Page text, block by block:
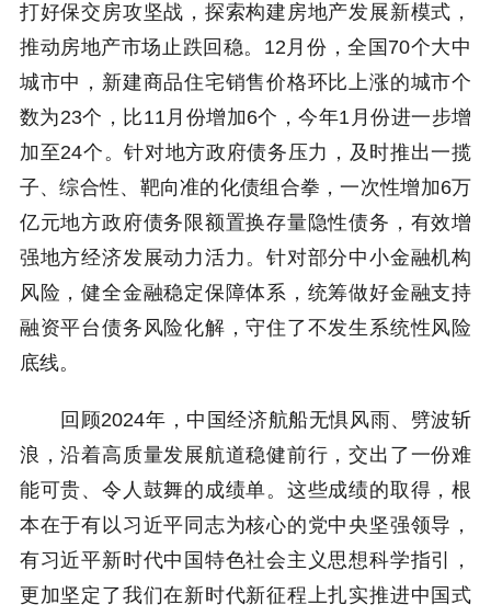
打好保交房攻坚战，探索构建房地产发展新模式，
推动房地产市场止跌回稳。12月份，全国70个大中
城市中，新建商品住宅销售价格环比上涨的城市个
数为23个，比11月份增加6个，今年1月份进一步增
加至24个。针对地方政府债务压力，及时推出一揽
子、综合性、靶向准的化债组合拳，一次性增加6万
亿元地方政府债务限额置换存量隐性债务，有效增
强地方经济发展动力活力。针对部分中小金融机构
风险，健全金融稳定保障体系，统筹做好金融支持
融资平台债务风险化解，守住了不发生系统性风险
底线。
回顾2024年，中国经济航船无惧风雨、劈波斩
浪，沿着高质量发展航道稳健前行，交出了一份难
能可贵、令人鼓舞的成绩单。这些成绩的取得，根
本在于有以习近平同志为核心的党中央坚强领导，
有习近平新时代中国特色社会主义思想科学指引，
更加坚定了我们在新时代新征程上扎实推进中国式